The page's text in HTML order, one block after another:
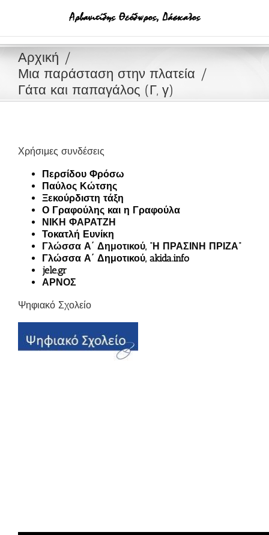
Αρχική
Μια παράσταση στην πλατεία
Γάτα και παπαγάλος (Γ, γ)
Χρήσιμες συνδέσεις
Περσίδου Φρόσω
Παύλος Κώτσης
Ξεκούρδιστη τάξη
Ο Γραφούλης και η Γραφούλα
ΝΙΚΗ ΦΑΡΑΤΖΗ
Τοκατλή Ευνίκη
Γλώσσα Α΄ Δημοτικού, “Η ΠΡΑΣΙΝΗ ΠΡΙΖΑ”
Γλώσσα Α΄ Δημοτικού, akida.info
jele.gr
ΑΡΝΟΣ
Ψηφιακό Σχολείο